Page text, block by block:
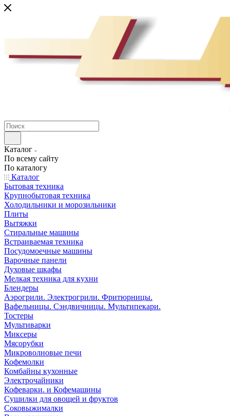
Каталог
По всему сайту
По каталогу
Каталог
Бытовая техника
Крупнобытовая техника
Холодильники и морозильники
Плиты
Вытяжки
Стиральные машины
Встраиваемая техника
Посудомоечные машины
Варочные панели
Духовые шкафы
Мелкая техника для кухни
Блендеры
Аэрогрили. Электрогрили. Фритюрницы.
Вафельницы. Сэндвичницы. Мультипекари.
Тостеры
Мультиварки
Миксеры
Мясорубки
Микроволновые печи
Кофемолки
Комбайны кухонные
Электрочайники
Кофеварки. и Кофемашины
Сушилки для овощей и фруктов
Соковыжималки